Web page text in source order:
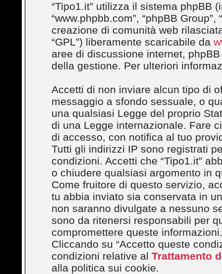
“Tipo1.it” utilizza il sistema phpBB
“www.phpbb.com”, “phpBB
creazione di comunità web
“GPL”) liberamente scaricabile da
aree di discussione internet,
della gestione. Per ulteriori
Accetti di non inviare alcun tipo di
messaggio a sfondo sessuale, o
una qualsiasi Legge del proprio
di una Legge internazionale. Fare
di accesso, con notifica al tuo
Tutti gli indirizzi IP sono registrati
condizioni. Accetti che “Tipo1.it”
o chiudere qualsiasi argomento in
Come fruitore di questo servizio,
tu abbia inviato sia conservata in
non saranno divulgate a nessuno
sono da ritenersi responsabili per
compromettere queste informazioni.
Cliccando su “Accetto queste
condizioni relative al Trattamento
alla politica sui cookie.